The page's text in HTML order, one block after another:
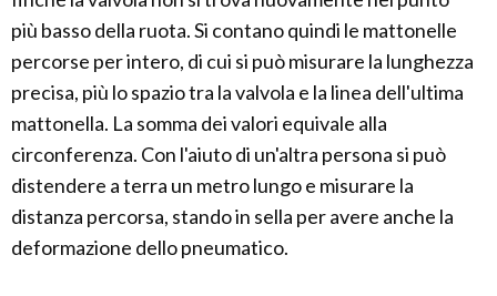
più basso della ruota. Si contano quindi le mattonelle
percorse per intero, di cui si può misurare la lunghezza
precisa, più lo spazio tra la valvola e la linea dell'ultima
mattonella. La somma dei valori equivale alla
circonferenza. Con l'aiuto di un'altra persona si può
distendere a terra un metro lungo e misurare la
distanza percorsa, stando in sella per avere anche la
deformazione dello pneumatico.